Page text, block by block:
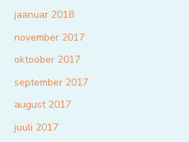
jaanuar 2018
november 2017
oktoober 2017
september 2017
august 2017
juuli 2017